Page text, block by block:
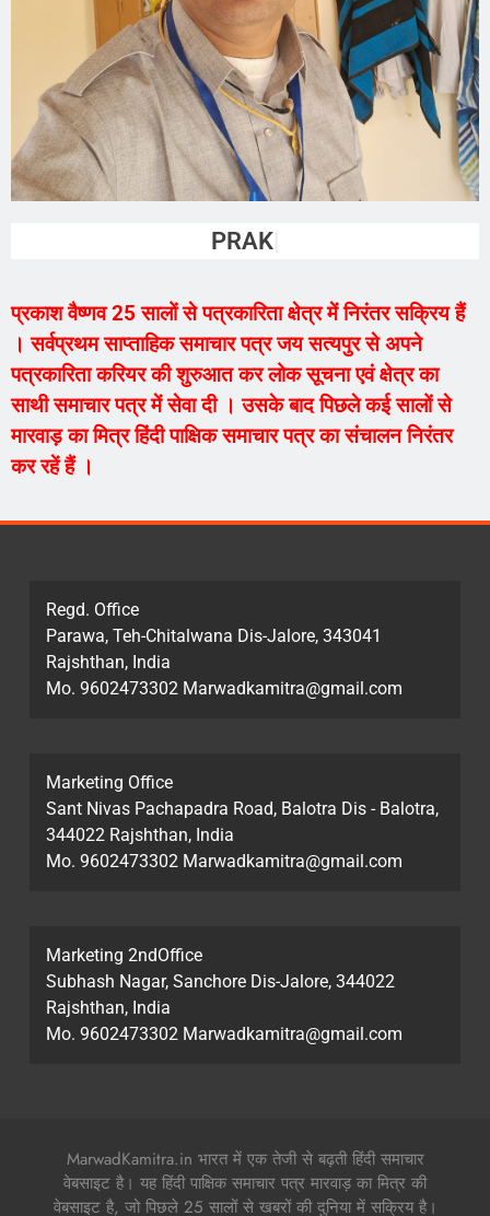
PRAKASH VAI
प्रकाश वैष्णव 25 सालों से पत्रकारिता क्षेत्र में निरंतर सक्रिय हैं
। सर्वप्रथम साप्ताहिक समाचार पत्र जय सत्यपुर से अपने
पत्रकारिता करियर की शुरुआत कर लोक सूचना एवं क्षेत्र का
साथी समाचार पत्र में सेवा दी । उसके बाद पिछले कई सालों से
मारवाड़ का मित्र हिंदी पाक्षिक समाचार पत्र का संचालन निरंतर
कर रहें हैं ।
Regd. Office
Parawa, Teh-Chitalwana Dis-Jalore, 343041
Rajshthan, India
Mo. 9602473302 Marwadkamitra@gmail.com
Marketing Office
Sant Nivas Pachapadra Road, Balotra Dis - Balotra,
344022 Rajshthan, India
Mo. 9602473302 Marwadkamitra@gmail.com
Marketing 2ndOffice
Subhash Nagar, Sanchore Dis-Jalore, 344022
Rajshthan, India
Mo. 9602473302 Marwadkamitra@gmail.com
MarwadKamitra.in भारत में एक तेजी से बढ़ती हिंदी समाचार
वेबसाइट है। यह हिंदी पाक्षिक समाचार पत्र मारवाड़ का मित्र की
वेबसाइट है, जो पिछले 25 सालों से खबरों की दुनिया में सक्रिय है।